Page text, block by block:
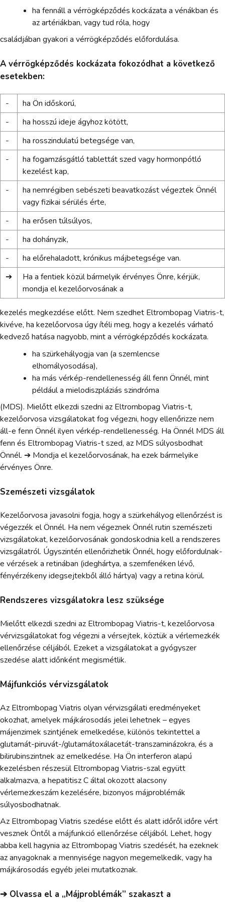
ha fennáll a vérrögképződés kockázata a vénákban és
az artériákban, vagy tud róla, hogy
családjában gyakori a vérrögképződés előfordulása.
A vérrögképződés kockázata fokozódhat a következő
esetekben:
-
ha Ön időskorú,
-
ha hosszú ideje ágyhoz kötött,
-
ha rosszindulatú betegsége van,
-
ha fogamzásgátló tablettát szed vagy hormonpótló
kezelést kap,
-
ha nemrégiben sebészeti beavatkozást végeztek Önnél
vagy fizikai sérülés érte,
-
ha erősen túlsúlyos,
-
ha dohányzik,
-
ha előrehaladott, krónikus májbetegsége van.
➔
Ha a fentiek közül bármelyik érvényes Önre, kérjük,
mondja el kezelőorvosának a
kezelés megkezdése előtt. Nem szedhet Eltrombopag Viatris-t,
kivéve, ha kezelőorvosa úgy ítéli meg, hogy a kezelés várható
kedvező hatása nagyobb, mint a vérrögképződés kockázata.
ha szürkehályogja van (a szemlencse
elhomályosodása),
ha más vérkép-rendellenesség áll fenn Önnél, mint
például a mielodiszpláziás szindróma
(MDS). Mielőtt elkezdi szedni az Eltrombopag Viatris-t,
kezelőorvosa vizsgálatokat fog végezni, hogy ellenőrizze nem
áll-e fenn Önnél ilyen vérkép-rendellenesség. Ha Önnél MDS áll
fenn és Eltrombopag Viatris-t szed, az MDS súlyosbodhat
Önnél. ➔ Mondja el kezelőorvosának, ha ezek bármelyike
érvényes Önre.
Szemészeti vizsgálatok
Kezelőorvosa javasolni fogja, hogy a szürkehályog ellenőrzést is
végezzék el Önnél. Ha nem végeznek Önnél rutin szemészeti
vizsgálatokat, kezelőorvosának gondoskodnia kell a rendszeres
vizsgálatról. Úgyszintén ellenőrizhetik Önnél, hogy előfordulnak-
e vérzések a retinában (ideghártya, a szemfenéken lévő,
fényérzékeny idegsejtekből álló hártya) vagy a retina körül.
Rendszeres vizsgálatokra lesz szüksége
Mielőtt elkezdi szedni az Eltrombopag Viatris-t, kezelőorvosa
vérvizsgálatokat fog végezni a vérsejtek, köztük a vérlemezkék
ellenőrzése céljából. Ezeket a vizsgálatokat a gyógyszer
szedése alatt időnként megismétlik.
Májfunkciós vérvizsgálatok
Az Eltrombopag Viatris olyan vérvizsgálati eredményeket
okozhat, amelyek májkárosodás jelei lehetnek – egyes
májenzimek szintjének emelkedése, különös tekintettel a
glutamát-piruvát-/glutamátoxálacetát-transzaminázokra, és a
bilirubinszintnek az emelkedése. Ha Ön interferon alapú
kezelésben részesül Eltrombopag Viatris-szal együtt
alkalmazva, a hepatitisz C által okozott alacsony
vérlemezkeszám kezelésére, bizonyos májproblémák
súlyosbodhatnak.
Az Eltrombopag Viatris szedése előtt és alatt időről időre vért
vesznek Öntől a májfunkció ellenőrzése céljából. Lehet, hogy
abba kell hagynia az Eltrombopag Viatris szedését, ha ezeknek
az anyagoknak a mennyisége nagyon megemelkedik, vagy ha
májkárosodás egyéb jelei mutatkoznak.
➔ Olvassa el a „Májproblémák” szakaszt a